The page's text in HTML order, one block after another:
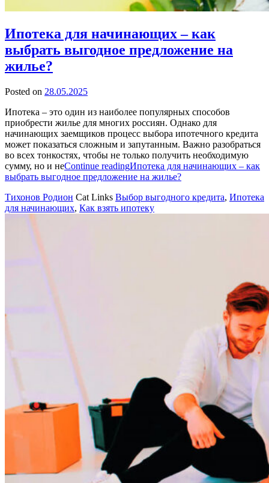
Ипотека для начинающих – как
выбрать выгодное предложение на
жилье?
Posted on 28.05.2025
Ипотека – это один из наиболее популярных способов
приобрести жилье для многих россиян. Однако для
начинающих заемщиков процесс выбора ипотечного кредита
может показаться сложным и запутанным. Важно разобраться
во всех тонкостях, чтобы не только получить необходимую
сумму, но и неContinue readingИпотека для начинающих – как
выбрать выгодное предложение на жилье?
Тихонов Родион Cat Links Выбор выгодного кредита, Ипотека
для начинающих, Как взять ипотеку